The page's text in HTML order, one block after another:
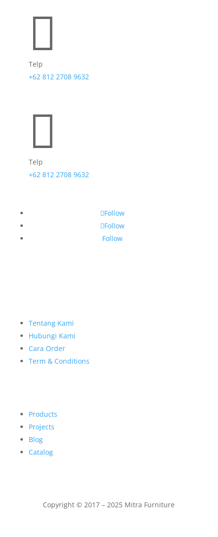

Telp
+62 812 2708 9632

Telp
+62 812 2708 9632
Follow
Follow
Follow
Tentang Kami
Hubungi Kami
Cara Order
Term & Conditions
Products
Projects
Blog
Catalog
Copyright © 2017 – 2025 Mitra Furniture